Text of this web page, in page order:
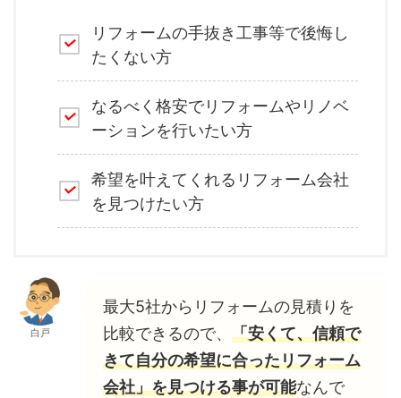
リフォームの手抜き工事等で後悔し
たくない方
なるべく格安でリフォームやリノベ
ーションを行いたい方
希望を叶えてくれるリフォーム会社
を見つけたい方
白戸
最大5社からリフォームの見積りを
比較できるので、 「安くて、信頼で
きて自分の希望に合ったリフォーム
会社」を見つける事が可能なんで